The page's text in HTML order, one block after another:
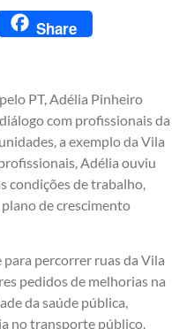
Share
PT, Adélia Pinheiro
com profissionais da
a exemplo da Vila
Adélia ouviu
condições de trabalho,
de crescimento
percorrer ruas da Vila
pedidos de melhorias na
da saúde pública,
no transporte público.